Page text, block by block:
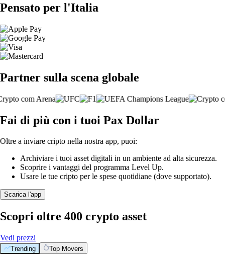
Pensato per l'Italia
Partner sulla scena globale
Fai di più con i tuoi Pax Dollar
Oltre a inviare cripto nella nostra app, puoi:
Archiviare i tuoi asset digitali in un ambiente ad alta sicurezza.
Scoprire i vantaggi del programma Level Up.
Usare le tue cripto per le spese quotidiane (dove supportato).
Scarica l'app
Scopri oltre 400 crypto asset
Vedi prezzi
Trending Top Movers